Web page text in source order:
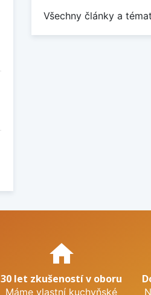
Všechny články a
home
30 let zkušeností v oboru
Máme vlastní kuchyňské